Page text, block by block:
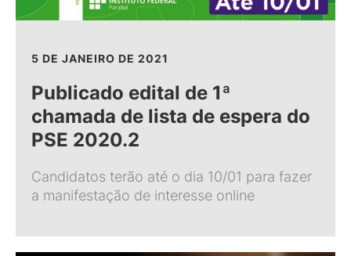
5 DE JANEIRO DE 2021
Publicado edital de 1ª
chamada de lista de espera do
PSE 2020.2
Candidatos terão até o dia 10/01 para fazer
a manifestação de interesse online